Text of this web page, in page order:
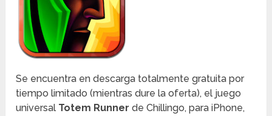
Se encuentra en descarga totalmente gratuita por
tiempo limitado (mientras dure la oferta), el juego
universal Totem Runner de Chillingo, para iPhone,